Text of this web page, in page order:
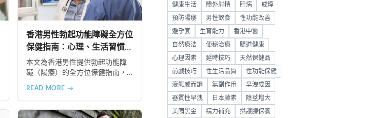
香港男性勃起功能障礙全方位
保健指南：心理、生活習慣與
中醫調養
本文為香港男性提供勃起功能障
礙（陽痿）的全方位保健指南，
康檢查等六個重要方面，助您全
面提升健康狀況和生活品質。
READ MORE →
健康生活 體外射精 肝病 戒煙
預防陽痿 男性飲食 性功能改善
避孕套 生育能力 香港中醫
自然療法 便秘治療 腸道健康
心理因素 延時技巧 天然保健品
前戲技巧 性生活品質 性功能保健
液態威而鋼 無副作用 早洩成因
器質性早洩 日本藤素 陰莖增大
美國黑金 精力補充 攝護腺保養